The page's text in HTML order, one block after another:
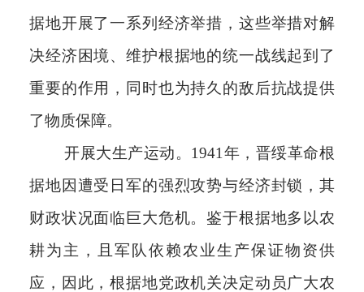
据地开展了一系列经济举措，这些举措对解
决经济困境、维护根据地的统一战线起到了
重要的作用，同时也为持久的敌后抗战提供
了物质保障。
开展大生产运动。1941年，晋绥革命根
据地因遭受日军的强烈攻势与经济封锁，其
财政状况面临巨大危机。鉴于根据地多以农
耕为主，且军队依赖农业生产保证物资供
应，因此，根据地党政机关决定动员广大农